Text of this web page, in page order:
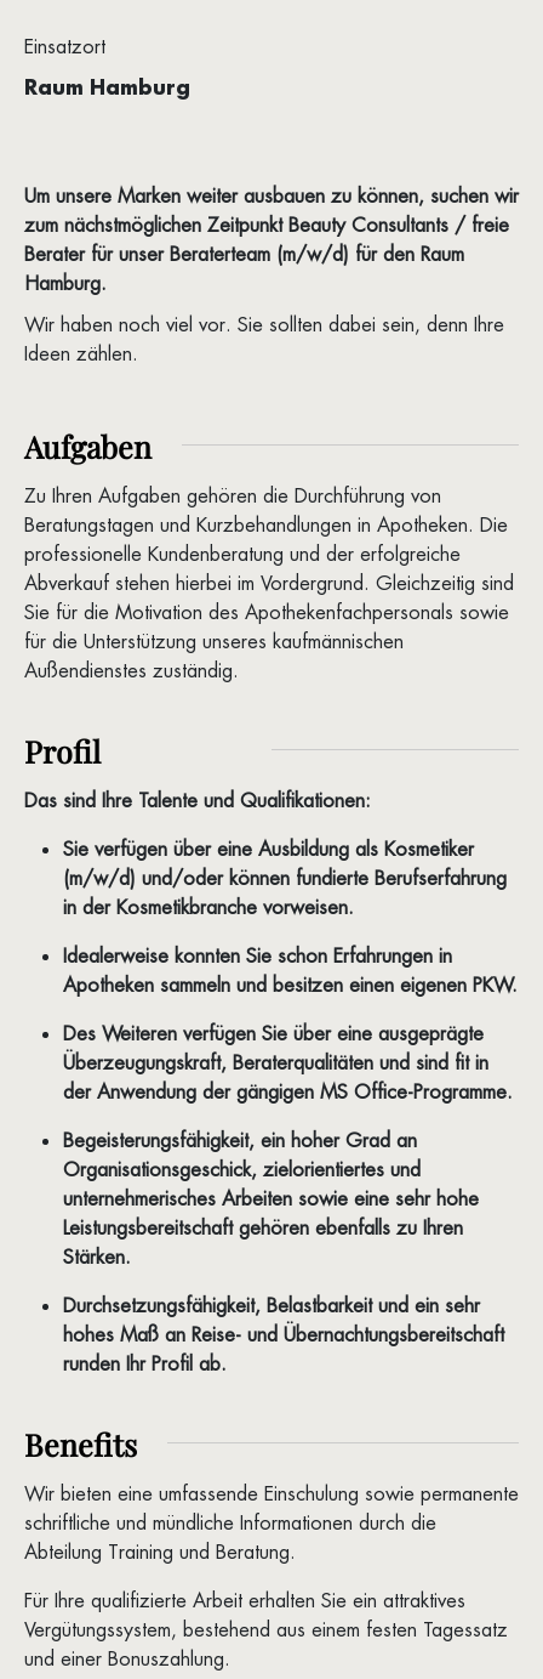
Einsatzort
Raum Hamburg
Um unsere Marken weiter ausbauen zu können, suchen wir
zum nächstmöglichen Zeitpunkt Beauty Consultants / freie
Berater für unser Beraterteam (m/w/d) für den Raum
Hamburg.
Wir haben noch viel vor. Sie sollten dabei sein, denn Ihre
Ideen zählen.
Aufgaben
Zu Ihren Aufgaben gehören die Durchführung von
Beratungstagen und Kurzbehandlungen in Apotheken. Die
professionelle Kundenberatung und der erfolgreiche
Abverkauf stehen hierbei im Vordergrund. Gleichzeitig sind
Sie für die Motivation des Apothekenfachpersonals sowie
für die Unterstützung unseres kaufmännischen
Außendienstes zuständig.
Profil
Das sind Ihre Talente und Qualifikationen:
Sie verfügen über eine Ausbildung als Kosmetiker
(m/w/d) und/oder können fundierte Berufserfahrung
in der Kosmetikbranche vorweisen.
Idealerweise konnten Sie schon Erfahrungen in
Apotheken sammeln und besitzen einen eigenen PKW.
Des Weiteren verfügen Sie über eine ausgeprägte
Überzeugungskraft, Beraterqualitäten und sind fit in
der Anwendung der gängigen MS Office-Programme.
Begeisterungsfähigkeit, ein hoher Grad an
Organisationsgeschick, zielorientiertes und
unternehmerisches Arbeiten sowie eine sehr hohe
Leistungsbereitschaft gehören ebenfalls zu Ihren
Stärken.
Durchsetzungsfähigkeit, Belastbarkeit und ein sehr
hohes Maß an Reise- und Übernachtungsbereitschaft
runden Ihr Profil ab.
Benefits
Wir bieten eine umfassende Einschulung sowie permanente
schriftliche und mündliche Informationen durch die
Abteilung Training und Beratung.
Für Ihre qualifizierte Arbeit erhalten Sie ein attraktives
Vergütungssystem, bestehend aus einem festen Tagessatz
und einer Bonuszahlung.